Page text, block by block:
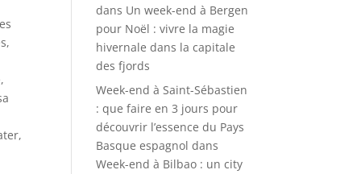
dans Un week-end à Bergen
pour Noël : vivre la magie
hivernale dans la capitale
des fjords
Week-end à Saint-Sébastien
: que faire en 3 jours pour
découvrir l’essence du Pays
Basque espagnol dans
Week-end à Bilbao : un city